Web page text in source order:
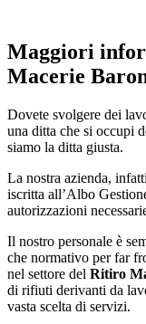
Maggiori
Macerie
Dovete svolgere dei
una ditta che si occupi
siamo la ditta giusta.
La nostra azienda,
iscritta all’Albo
autorizzazioni
Il nostro personale è
che normativo per far
nel settore del Ritiro
di rifiuti derivanti da
vasta scelta di servizi.